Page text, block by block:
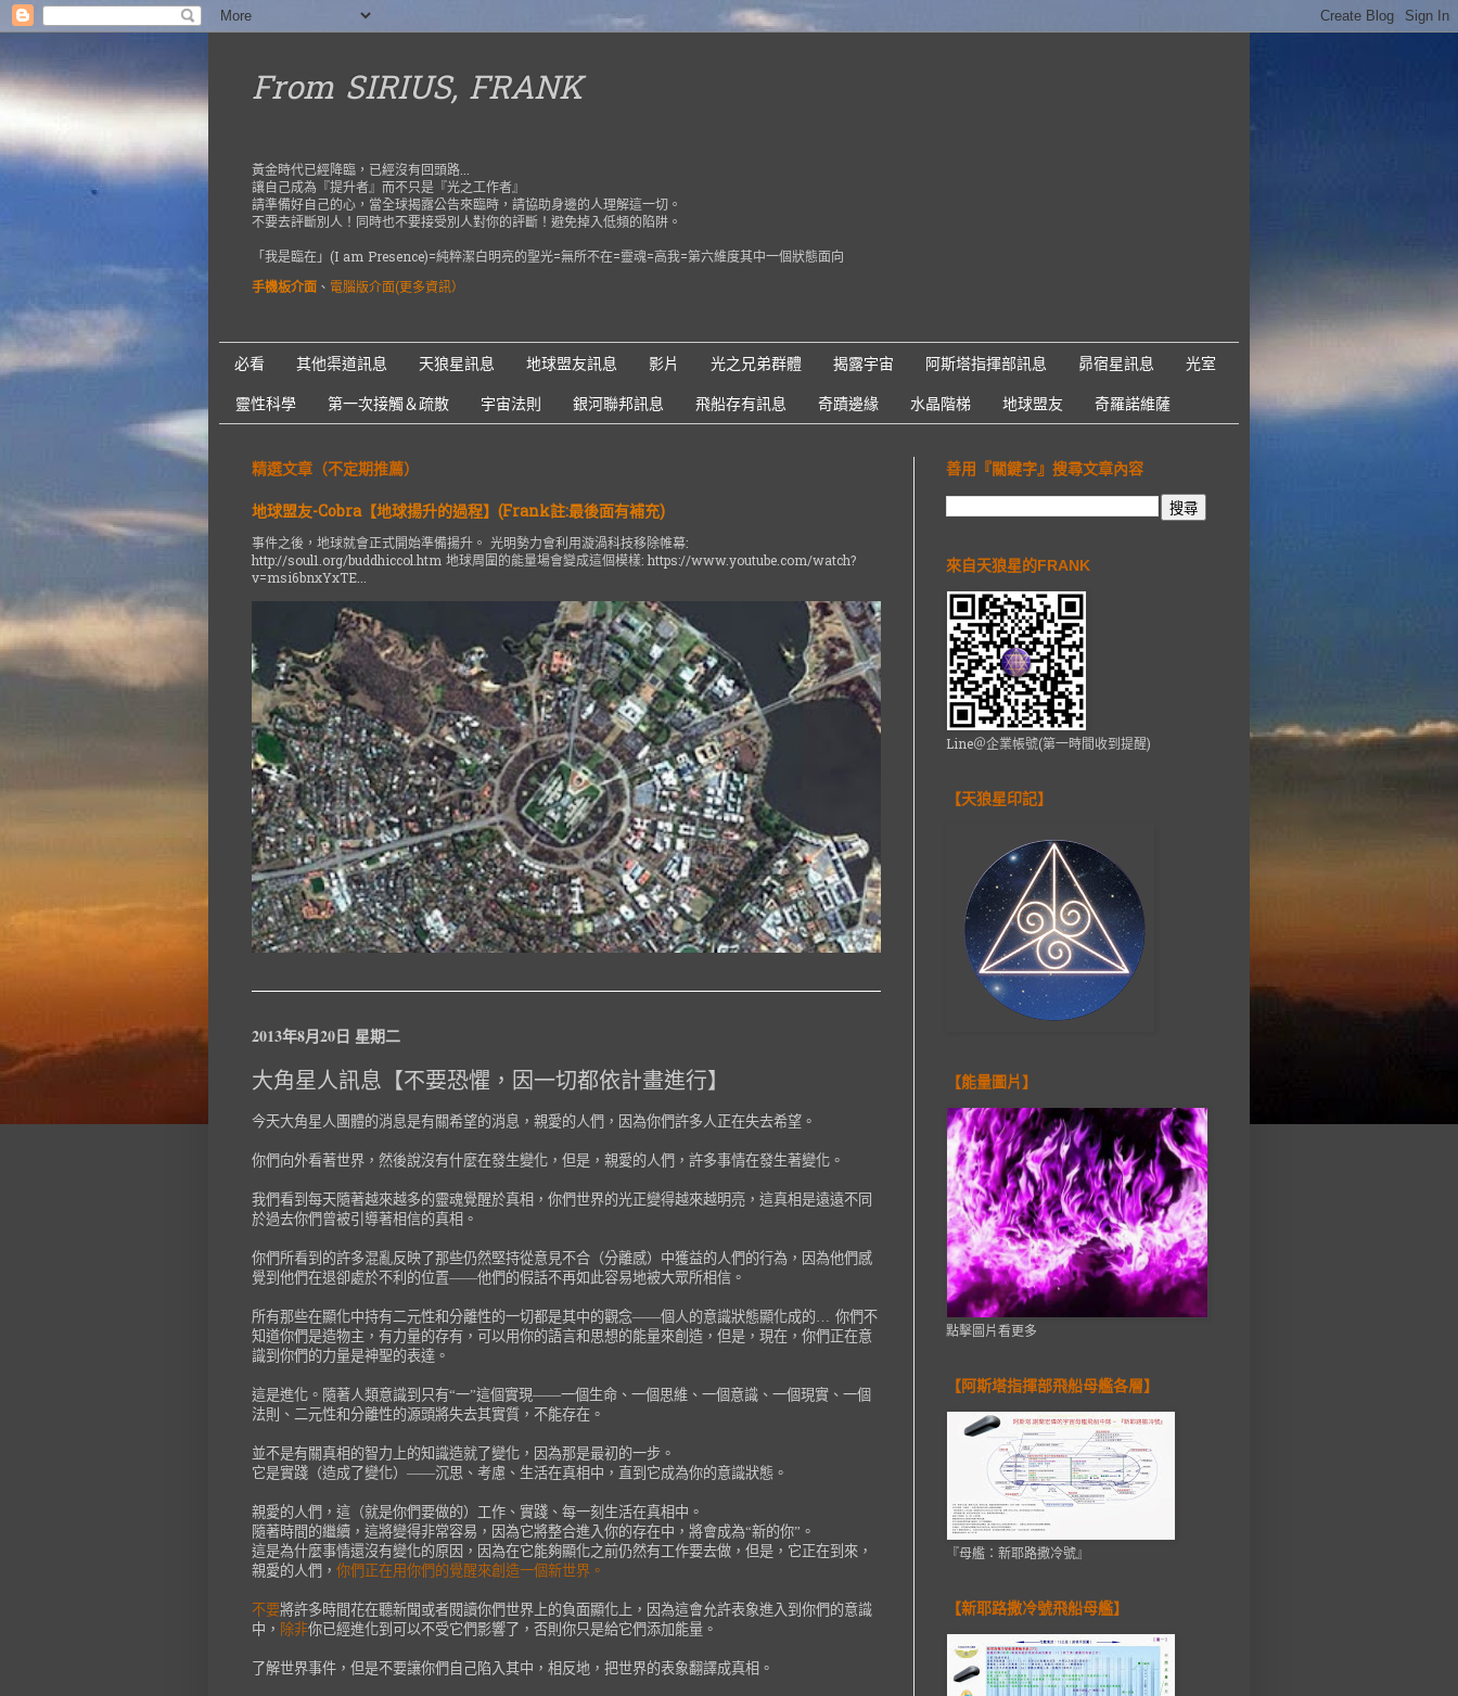
From SIRIUS, FRANK
黃金時代已經降臨，已經沒有回頭路...
讓自己成為『提升者』而不只是『光之工作者』
請準備好自己的心，當全球揭露公告來臨時，請協助身邊的人理解這一切。
不要去評斷別人！同時也不要接受別人對你的評斷！避免掉入低頻的陷阱。
「我是臨在」(I am Presence)=純粹潔白明亮的聖光=無所不在=靈魂=高我=第六維度其中一個狀態面向
手機板介面 、 電腦版介面(更多資訊）
必看 其他渠道訊息 天狼星訊息 地球盟友訊息 影片 光之兄弟群體 揭露宇宙 阿斯塔指揮部訊息 昴宿星訊息 光室
靈性科學 第一次接觸＆疏散 宇宙法則 銀河聯邦訊息 飛船存有訊息 奇蹟邊緣 水晶階梯 地球盟友 奇羅諾維薩
精選文章（不定期推薦）
地球盟友-Cobra【地球揚升的過程】(Frank註:最後面有補充)
事件之後，地球就會正式開始準備揚升。 光明勢力會利用漩渦科技移除帷幕:
http://soul1.org/buddhiccol.htm 地球周圍的能量場會變成這個模樣: https://www.youtube.com/watch?
v=msi6bnxYxTE...
2013年8月20日 星期二
大角星人訊息【不要恐懼，因一切都依計畫進行】
今天大角星人團體的消息是有關希望的消息，親愛的人們，因為你們許多人正在失去希望。
你們向外看著世界，然後說沒有什麼在發生變化，但是，親愛的人們，許多事情在發生著變化。
我們看到每天隨著越來越多的靈魂覺醒於真相，你們世界的光正變得越來越明亮，這真相是遠遠不同
於過去你們曾被引導著相信的真相。
你們所看到的許多混亂反映了那些仍然堅持從意見不合（分離感）中獲益的人們的行為，因為他們感
覺到他們在退卻處於不利的位置——他們的假話不再如此容易地被大眾所相信。
所有那些在顯化中持有二元性和分離性的一切都是其中的觀念——個人的意識狀態顯化成的… 你們不
知道你們是造物主，有力量的存有，可以用你的語言和思想的能量來創造，但是，現在，你們正在意
識到你們的力量是神聖的表達。
這是進化。隨著人類意識到只有“一”這個實現——一個生命、一個思維、一個意識、一個現實、一個
法則、二元性和分離性的源頭將失去其實質，不能存在。
並不是有關真相的智力上的知識造就了變化，因為那是最初的一步。
它是實踐（造成了變化）——沉思、考慮、生活在真相中，直到它成為你的意識狀態。
親愛的人們，這（就是你們要做的）工作、實踐、每一刻生活在真相中。
隨著時間的繼續，這將變得非常容易，因為它將整合進入你的存在中，將會成為“新的你”。
這是為什麼事情還沒有變化的原因，因為在它能夠顯化之前仍然有工作要去做，但是，它正在到來，
親愛的人們， 你們正在用你們的覺醒來創造一個新世界。
不要將許多時間花在聽新聞或者閱讀你們世界上的負面顯化上，因為這會允許表象進入到你們的意識
中， 除非你已經進化到可以不受它們影響了，否則你只是給它們添加能量。
了解世界事件，但是不要讓你們自己陷入其中，相反地，把世界的表象翻譯成真相。
善用『關鍵字』搜尋文章內容
來自天狼星的FRANK
Line＠企業帳號(第一時間收到提醒)
【天狼星印記】
【能量圖片】
點擊圖片看更多
【阿斯塔指揮部飛船母艦各層】
『母艦：新耶路撒冷號』
【新耶路撒冷號飛船母艦】